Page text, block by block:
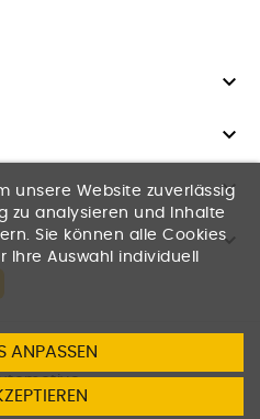




unsere Website zuverlässig
zu analysieren und Inhalte
Sie können alle Cookies
Auswahl individuell
ANPASSEN
u. Handel UG